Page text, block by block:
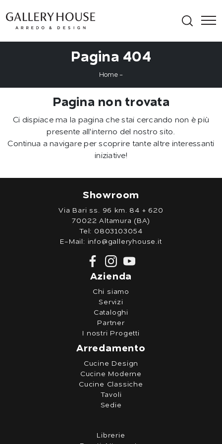
Pagina 404
Home-
Pagina non trovata
Ci dispiace ma la pagina che stai cercando non è più
presente all'interno del nostro sito.
Continua a navigare per scoprire tante altre interessanti
iniziative!
Showroom
Via Bari ss. 96 km. 84 + 620
70022 Altamura (BA)
Tel: 0803103054
E-Mail: info@galleryhouse.it
Azienda
Chi siamo
Servizi
Cataloghi
Partner
I nostri Progetti
Arredamento
Cucine Design
Cucine Moderne
Cucine Classiche
Tavoli
Sedie
Librerie